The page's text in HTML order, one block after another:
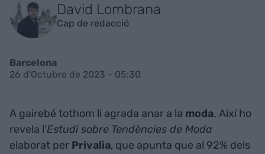
David Lombrana
Cap de redacció
Barcelona
26 d'Octubre de 2023 - 05:30
A gairebé tothom li agrada anar a la moda. Així ho
revela l’Estudi sobre Tendències de Moda
elaborat per Privalia, que apunta que al 92% dels